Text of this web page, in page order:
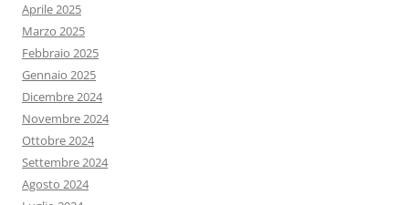
Aprile 2025
Marzo 2025
Febbraio 2025
Gennaio 2025
Dicembre 2024
Novembre 2024
Ottobre 2024
Settembre 2024
Agosto 2024